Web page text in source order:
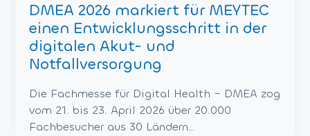
DMEA 2026 markiert für MEYTEC
einen Entwicklungsschritt in der
digitalen Akut- und
Notfallversorgung
Die Fachmesse für Digital Health – DMEA zog
vom 21. bis 23. April 2026 über 20.000
Fachbesucher aus 30 Ländern…